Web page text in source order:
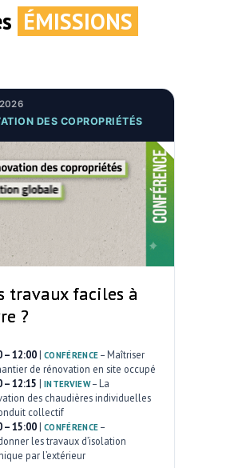
ÉMISSIONS
DES COPROPRIÉTÉS
travaux faciles à
?
– 12:00 | CONFÉRENCE – Maîtriser
de rénovation en site occupé
– 12:15 | INTERVIEW– La
des chaudières individuelles
collectif
– 15:00 | CONFÉRENCE –
les travaux d’isolation
par l’extérieur